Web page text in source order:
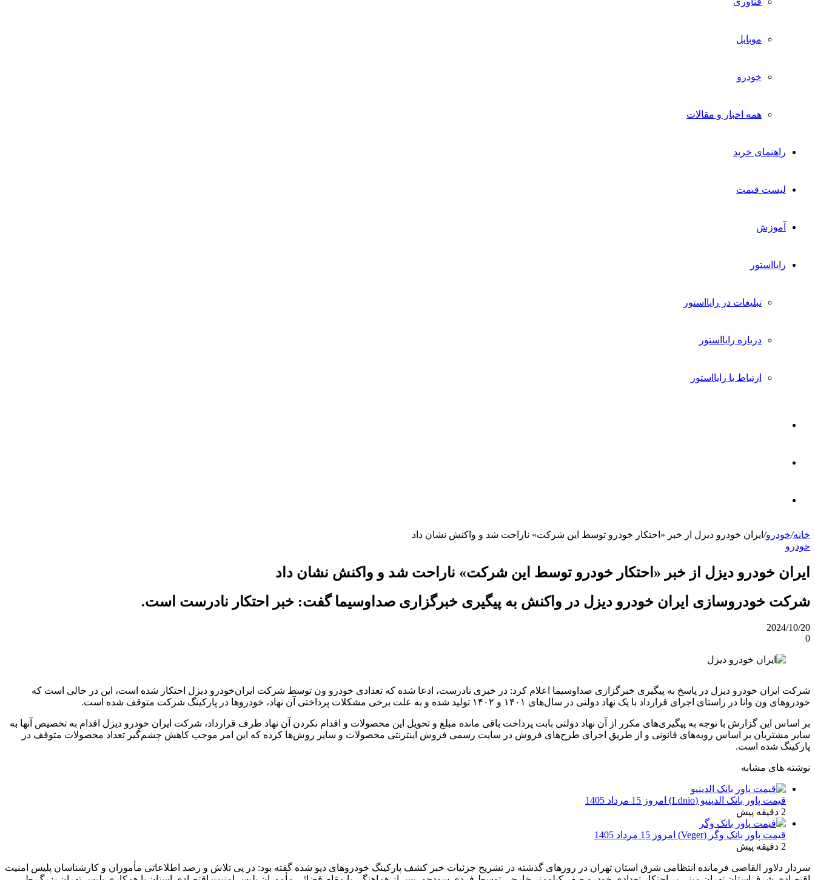
موبایل
خودرو
همه اخبار و مقالات
راهنمای خرید
لیست قیمت
آموزش
رایااستور
تبلیغات در رایااستور
درباره رایااستور
ارتباط با رایااستور
برای خانه/خودرو/ ایران خودرو دیزل از خبر «احتکار خودرو توسط این شرکت» ناراحت شد و واکنش نشان داد
خودرو
ایران خودرو دیزل از خبر «احتکار خودرو توسط این شرکت» ناراحت شد و واکنش نشان داد
شرکت خودروسازی ایران خودرو دیزل در واکنش به پیگیری خبرگزاری صداوسیما گفت: خبر احتکار نادرست است.
2024/10/20
0
شرکت ایران خودرو دیزل در پاسخ به پیگیری خبرگزاری صداوسیما اعلام کرد: در خبری نادرست، ادعا شده که تعدادی خودرو ون توسط شرکت ایران‌خودرو دیزل احتکار شده است، این در حالی است که
خودروهای ون وانا در راستای اجرای قرارداد با یک نهاد دولتی در سال‌های ۱۴۰۱ و ۱۴۰۲ تولید شده و به علت برخی مشکلات پرداختی آن نهاد، خودروها در پارکینگ شرکت متوقف شده است.
بر اساس این گزارش با توجه به پیگیری‌های مکرر از آن نهاد دولتی بابت پرداخت باقی مانده مبلغ و تحویل این محصولات و اقدام نکردن آن نهاد طرف قرارداد، شرکت ایران خودرو دیزل اقدام به تخصیص آنها به
سایر مشتریان بر اساس رویه‌های قانونی و از طریق اجرای طرح‌های فروش در سایت رسمی فروش اینترنتی محصولات و سایر روش‌ها کرده که این امر موجب کاهش چشم‌گیر تعداد محصولات متوقف در
پارکینگ شده است.
نوشته های مشابه
قیمت پاور بانک الدینیو (Ldnio) امروز 15 مرداد 1405
2 دقیقه پیش
قیمت پاور بانک وگر (Veger) امروز 15 مرداد 1405
2 دقیقه پیش
سردار دلاور القاصی فرمانده انتظامی شرق استان تهران در روزهای گذشته در تشریح جزئیات خبر کشف پارکینگ خودروهای دپو شده گفته بود: در پی تلاش و رصد اطلاعاتی مأموران و کارشناسان پلیس امنیت